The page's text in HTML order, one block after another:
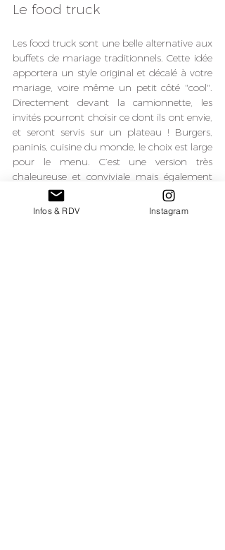
Le food truck
Les food truck sont une belle alternative aux
buffets de mariage traditionnels. Cette idée
apportera un style original et décalé à votre
mariage, voire même un petit côté "cool".
Directement devant la camionnette, les
invités pourront choisir ce dont ils ont envie,
et seront servis sur un plateau ! Burgers,
paninis, cuisine du monde, le choix est large
pour le menu. C’est une version très
chaleureuse et conviviale mais également
très économique pour votre brunch.
Infos & RDV Instagram